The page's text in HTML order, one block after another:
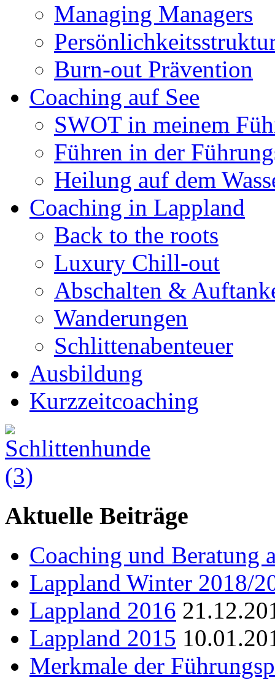
Managing Managers
Burn-out Prävention
Coaching auf See
SWOT in meinem
Führen in der
Heilung auf dem
Coaching in Lappland
Back to the roots
Luxury Chill-out
Abschalten &
Wanderungen
Schlittenabenteuer
Ausbildung
Kurzzeitcoaching
Aktuelle Beiträge
Coaching und Beratung
Lappland Winter 2018/
Lappland 2016
Lappland 2015
Merkmale der